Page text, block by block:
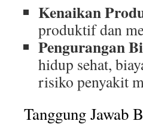
Kenaikan
produktif dan
Pengurangan
hidup sehat,
risiko penyakit
Tanggung Jawab